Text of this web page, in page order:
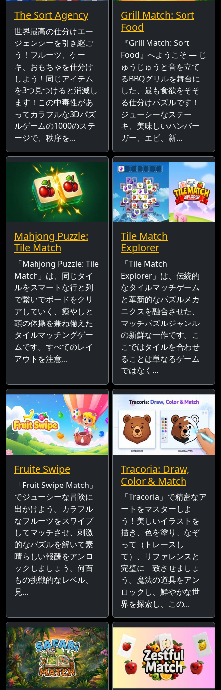
The Sort Agency
世界最高の仕分けエー
ジェンシーを引き継ご
う！フルーツ、ケー
キ、おもちゃを仕分け
しよう！同じアイテム
を3つ見つけると消滅し
ます！この中毒性があ
ってカラフルな3Dパズ
ルゲームの1000のステ
ージで、秩序を...
Grill Match: Sort
Food
『Grill Match: Sort
Food』へようこそ — じ
ゅうじゅうと音を立て
るBBQグリルを舞台に
した、最も食欲をそそ
る仕分けパズルです！
ジューシーなステー
キ、美味しいハンバー
ガー、エビ、新...
Mahjong Puzzle:
Tile Match
「Mahjong Puzzle: Tile
Match」は、同じタイ
ルをスマートな行と列
で繋いでボードをクリ
アしていく、癒やしと
頭の体操を兼ね備えた
タイルマッチングゲー
ムです。すべてのレイ
アウトを注意...
Tile Match
Explorer
「Tile Match
Explorer」は、伝統的
なタイルマッチゲーム
と革新的なパズルメカ
ニクスを融合させた、
マッチパズルジャンル
の新鮮な一作です。こ
こではタイルを合わせ
ることは単なるゲーム
ではなく...
Fruite Swipe
「Fruit Swipe Match」
でジューシーな冒険に
出かけよう。カラフル
なフルーツをスワイプ
してマッチさせ、刺激
的なパズルを解いて素
晴らしい報酬をアンロ
ックしましょう。何百
もの挑戦的なレベル、
見...
Tracoria: Draw,
Color & Match
「Tracoria」で精密なア
ートをマスターしよ
う！美しいイラストを
描き、色を塗り、なぞ
って（トレースし
て）、リファレンスと
完璧に一致させましょ
う。魔法の道具をアン
ロックし、鮮やかな世
界を探索し、この...